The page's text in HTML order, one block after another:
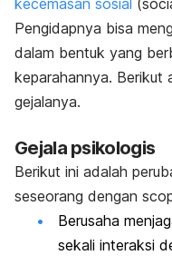
kecemasan sosial (
Pengidapnya bisa
dalam bentuk yang
keparahannya. Berikut
gejalanya.
Gejala psikologis
Berikut ini adalah
seseorang dengan
Berusaha
sekali interaksi